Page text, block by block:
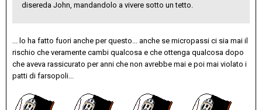
disereda John, mandandolo a vivere sotto un tetto.
... lo ha fatto fuori anche per questo... anche se micropassi ci sia mai il
rischio che veramente cambi qualcosa e che ottenga qualcosa dopo
che aveva rassicurato per anni che non avrebbe mai e poi mai violato i
patti di farsopoli...